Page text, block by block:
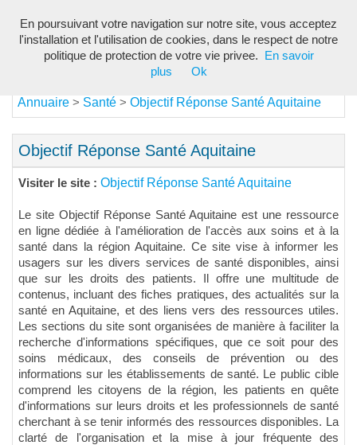
Annuaire > Santé > Objectif Réponse Santé Aquitaine
Objectif Réponse Santé Aquitaine
Visiter le site : Objectif Réponse Santé Aquitaine
Le site Objectif Réponse Santé Aquitaine est une ressource
en ligne dédiée à l'amélioration de l'accès aux soins et à la
santé dans la région Aquitaine. Ce site vise à informer les
usagers sur les divers services de santé disponibles, ainsi
que sur les droits des patients. Il offre une multitude de
contenus, incluant des fiches pratiques, des actualités sur la
santé en Aquitaine, et des liens vers des ressources utiles.
Les sections du site sont organisées de manière à faciliter la
recherche d'informations spécifiques, que ce soit pour des
soins médicaux, des conseils de prévention ou des
informations sur les établissements de santé. Le public cible
comprend les citoyens de la région, les patients en quête
d'informations sur leurs droits et les professionnels de santé
cherchant à se tenir informés des ressources disponibles. La
clarté de l'organisation et la mise à jour fréquente des
En poursuivant votre navigation sur notre site, vous acceptez
l'installation et l'utilisation de cookies, dans le respect de notre
politique de protection de votre vie privee.
En savoir
plus
Ok